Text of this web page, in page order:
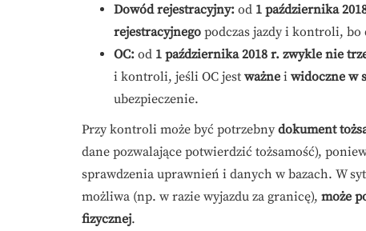
Dowód rejestracyjny: od 1 października
rejestracyjnego podczas jazdy i kontroli, bo
OC: od 1 października 2018 r. zwykle nie
i kontroli, jeśli OC jest ważne i widoczne w
ubezpieczenie.
Przy kontroli może być potrzebny dokument
dane pozwalające potwierdzić tożsamość),
sprawdzenia uprawnień i danych w bazach. W
możliwa (np. w razie wyjazdu za granicę), może
fizycznej.